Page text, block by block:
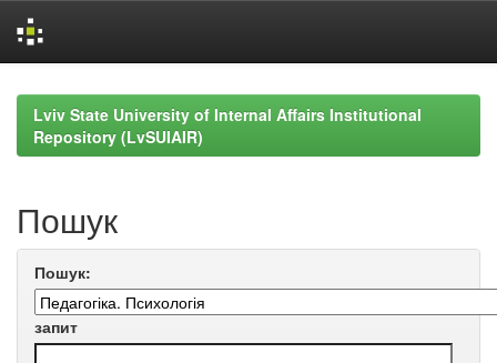
navigationLviv State University of Internal Affairs Institutional
Repository (LvSUIAIR)
Пошук
Пошук:
запит